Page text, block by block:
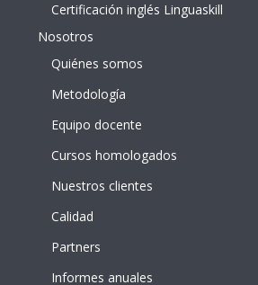
Certificación inglés Linguaskill
Nosotros
Quiénes somos
Metodología
Equipo docente
Cursos homologados
Nuestros clientes
Calidad
Partners
Informes anuales